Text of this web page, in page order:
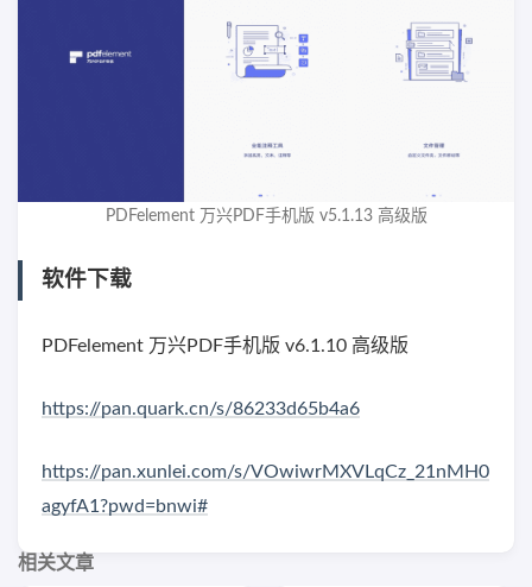
PDFelement 万兴PDF手机版 v5.1.13 高级版
软件下载
PDFelement 万兴PDF手机版 v6.1.10 高级版
https://pan.quark.cn/s/86233d65b4a6
https://pan.xunlei.com/s/VOwiwrMXVLqCz_21nMH0
agyfA1?pwd=bnwi#
相关文章